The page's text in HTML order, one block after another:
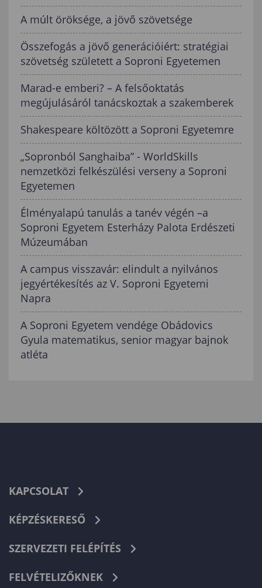
A múlt öröksége, a jövő szövetsége
Összefogás a jövő generációiért: stratégiai
szövetség született a Soproni Egyetemen
Marad-e emberi? – A felsőoktatás
megújulásáról tanácskoztak a szakemberek
Shakespeare költözött a Soproni Egyetemre
„Sopronból Sanghaiba” - WorldSkills
nemzetközi felkészülési verseny a Soproni
Egyetemen
Élményalapú tanulás a tanév végén –a
Soproni Egyetem Esterházy Palota Erdészeti
Múzeumában
A campus visszavár: elindult a nyilvános
jegyértékesítés az V. Soproni Egyetemi
Napra
A Soproni Egyetem vendége Obádovics
Gyula matematikus, senior magyar bajnok
atléta
KAPCSOLAT
KÉPZÉSKERESŐ
SZERVEZETI FELÉPÍTÉS
FELVÉTELIZŐKNEK